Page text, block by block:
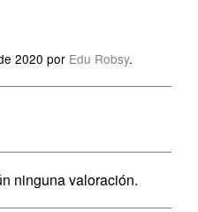
2020 por Edu Robsy.
ninguna valoración.